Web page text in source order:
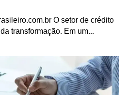
O setor de crédito
transformação. Em um...